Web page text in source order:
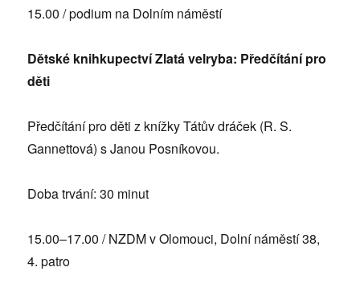
15.00 / podium na Dolním náměstí
Dětské knihkupectví Zlatá velryba: Předčítání pro
děti
Předčítání pro děti z knížky Tátův dráček (R. S.
Gannettová) s Janou Posníkovou.
Doba trvání: 30 minut
15.00–17.00 / NZDM v Olomouci, Dolní náměstí 38,
4. patro